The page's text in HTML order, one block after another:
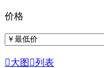
价格
大图 列表